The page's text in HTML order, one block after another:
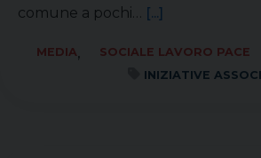
comune a pochi… [...]
MEDIA,
SOCIALE LAVORO PACE
INIZIATIVE